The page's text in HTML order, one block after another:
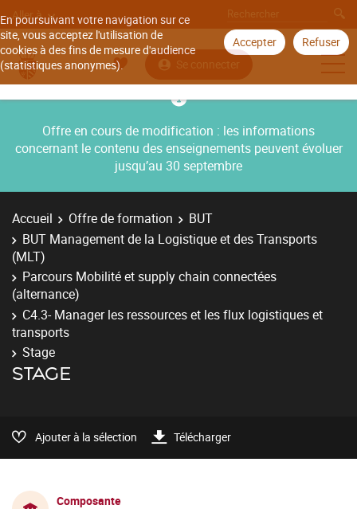
En poursuivant votre navigation sur ce
site, vous acceptez l'utilisation de
cookies à des fins de mesure d'audience
(statistiques anonymes).
Accepter Refuser
Aller à
Se connecter
Offre en cours de modification : les informations
concernant le contenu des enseignements peuvent évoluer
jusqu’au 30 septembre
Accueil Offre de formation
BUT
BUT Management de la Logistique et des Transports
(MLT)
Parcours Mobilité et supply chain connectées
(alternance)
C4.3- Manager les ressources et les flux logistiques et
transports
Stage
STAGE
Ajouter à la sélection Télécharger
Composante